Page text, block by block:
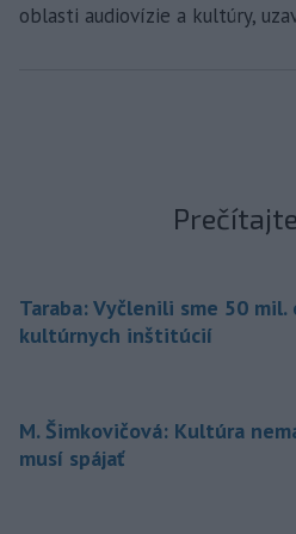
oblasti audiovízie a kultúry,
Taraba: Vyčlenili sme 50
kultúrnych inštitúcií
M. Šimkovičová: Kultúra
musí spájať